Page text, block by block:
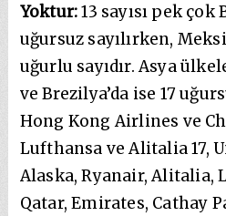
Yoktur:13 sayısı pek çok
uğursuz sayılırken,
uğurlu sayıdır. Asya
ve Brezilya’da ise 17
Hong Kong Airlines ve
Lufthansa ve Alitalia 17,
Alaska, Ryanair, Alitalia,
Qatar, Emirates, Cathay